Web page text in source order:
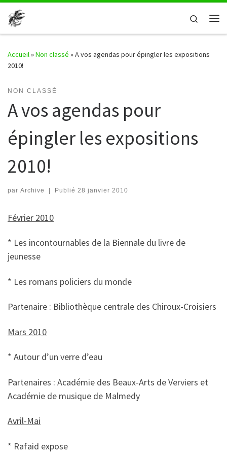
Passer au contenu
Search
Accueil»Non classé »A vos agendas pour épingler les expositions
2010!
NON CLASSÉ
A vos agendas pour
épingler les expositions
2010!
par Archive | Publié 28 janvier 2010
Février 2010
* Les incontournables de la Biennale du livre de
jeunesse
* Les romans policiers du monde
Partenaire : Bibliothèque centrale des Chiroux-Croisiers
Mars 2010
* Autour d’un verre d’eau
Partenaires : Académie des Beaux-Arts de Verviers et
Académie de musique de Malmedy
Avril-Mai
* Rafaid expose